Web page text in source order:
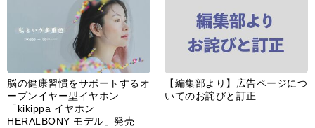
脳の健康習慣をサポートするオ
ープンイヤー型イヤホン
「kikippa イヤホン
HERALBONY モデル」発売
【編集部より】広告ページにつ
いてのお詫びと訂正